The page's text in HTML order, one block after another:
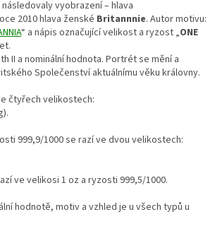
vyobrazení – hlava
2010 hlava ženské Britannnie. Autor motivu:
“ a nápis označující velikost a ryzost „ONE
II a nominální hodnota. Portrét se mění a
Společenství aktuálnímu věku královny.
čtyřech velikostech:
999,9/1000 se razí ve dvou velikostech:
ve velikosi 1 oz a ryzosti 999,5/1000.
hodnotě, motiv a vzhled je u všech typů u